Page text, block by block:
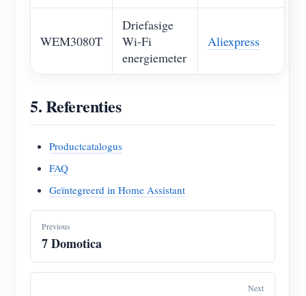
WEM3080T
Driefasige
Wi-Fi
energiemeter
Aliexpress
5. Referenties
Productcatalogus
FAQ
Geïntegreerd in Home Assistant
Previous
7 Domotica
Next